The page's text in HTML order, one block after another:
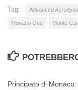
Tag: Advanced
Monaco One Monte
Principato di Monaco: